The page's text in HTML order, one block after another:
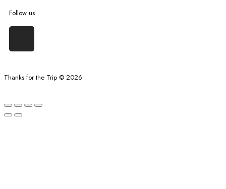
Follow us
Thanks for the Trip © 2026